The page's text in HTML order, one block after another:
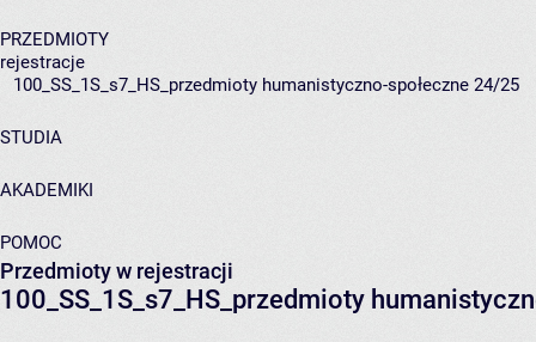
PRZEDMIOTY
rejestracje
100_SS_1S_s7_HS_przedmioty humanistyczno-społeczne 24/25
STUDIA
AKADEMIKI
POMOC
Przedmioty w rejestracji
100_SS_1S_s7_HS_przedmioty